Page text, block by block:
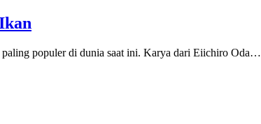
populer di dunia saat ini. Karya dari Eiichiro Oda…